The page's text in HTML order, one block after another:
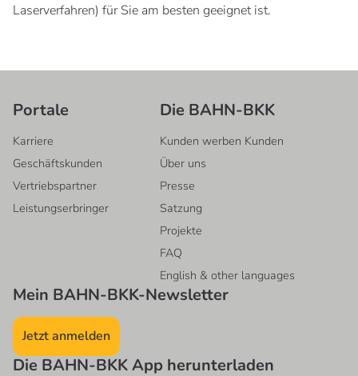
Laserverfahren) für Sie am besten geeignet ist.
Portale
Karriere
Geschäftskunden
Vertriebspartner
Leistungserbringer
Die BAHN-BKK
Kunden werben Kunden
Über uns
Presse
Satzung
Projekte
FAQ
English & other languages
Mein BAHN-BKK-Newsletter
Jetzt anmelden
Die BAHN-BKK App herunterladen